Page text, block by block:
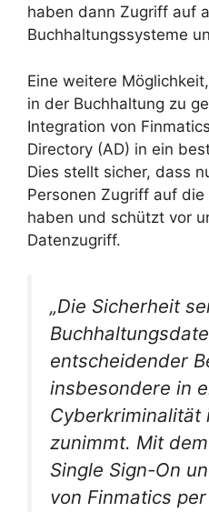
haben dann Zugriff auf
Buchhaltungssysteme
Eine weitere
in der Buchhaltung zu
Integration von
Directory (AD) in ein
Dies stellt sicher, dass
Personen Zugriff auf
haben und schützt vor
Datenzugriff.
„Die Sicherheit
entscheidender
insbesondere in
Cyberkriminalität
zunimmt. Mit
Single Sign-On
von Finmatics